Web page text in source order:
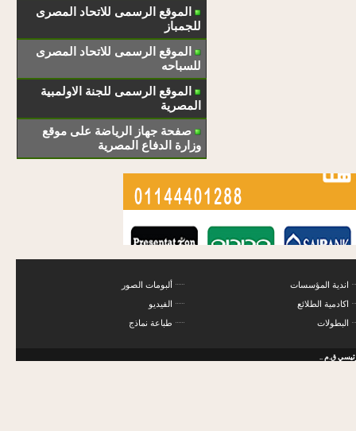
الموقع الرسمى للاتحاد المصرى
للجمباز
الموقع الرسمى للاتحاد المصرى
للسباحه
الموقع الرسمى للجنة الاولمبية
المصرية
صفحة جهاز الرياضة على موقع
وزارة الدفاع المصرية
ألبومات الصور
الفيديو
طباعة نماذج
اندية المؤسسات
اكادمية الطلائع
البطولات